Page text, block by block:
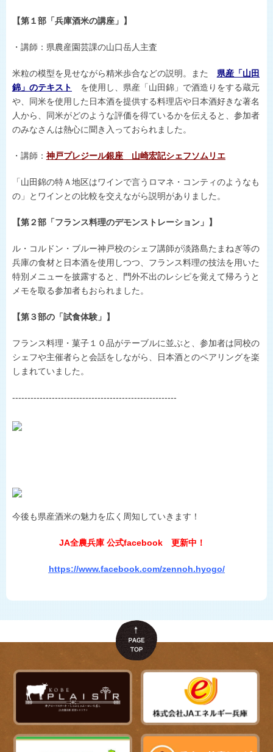
【第１部「兵庫酒米の講座」】
・講師：県農産園芸課の山口岳人主査
米粒の模型を見せながら精米歩合などの説明。また 県産「山田
錦」のテキスト
を使用し、県産「山田錦」で酒造りをする蔵元
や、同米を使用した日本酒を提供する料理店や日本酒好きな著名
人から、同米がどのような評価を得ているかを伝えると、参加者
のみなさんは熱心に聞き入っておられました。
・講師： 神戸プレジール銀座 山崎宏記シェフソムリエ
「山田錦の特Ａ地区はワインで言うロマネ・コンティのようなも
の」とワインとの比較を交えながら説明がありました。
【第２部「フランス料理のデモンストレーション」】
ル・コルドン・ブルー神戸校のシェフ講師が淡路島たまねぎ等の
兵庫の食材と日本酒を使用しつつ、フランス料理の技法を用いた
特別メニューを披露すると、門外不出のレシピを覚えて帰ろうと
メモを取る参加者もおられました。
【第３部の「試食体験」】
フランス料理・菓子１０品がテーブルに並ぶと、参加者は同校の
シェフや主催者らと会話をしながら、日本酒とのペアリングを楽
しまれていました。
------------------------------------------------------
今後も県産酒米の魅力を広く周知していきます！
JA全農兵庫 公式facebook 更新中！
https://www.facebook.com/zennoh.hyogo/